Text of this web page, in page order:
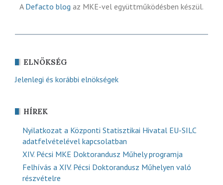
A Defacto blog az MKE-vel együttműködésben készül.
ELNÖKSÉG
Jelenlegi és korábbi elnökségek
HÍREK
Nyilatkozat a Központi Statisztikai Hivatal EU-SILC
adatfelvételével kapcsolatban
XIV. Pécsi MKE Doktorandusz Műhely programja
Felhívás a XIV. Pécsi Doktorandusz Műhelyen való
részvételre